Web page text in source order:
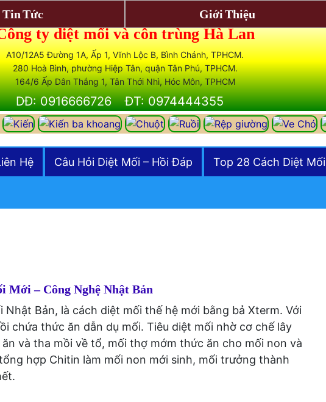
ty diệt mối và côn trùng Hà Lan
A10/12A5 Đường 1A, Ấp 1, Vĩnh Lộc B, Bình Chánh, TPHCM.
280 Hoà Bình, phường Hiệp Tân, quận Tân Phú, TPHCM.
164/6 Ấp Dân Thắng 1, Tân Thới Nhì, Hóc Môn, TPHCM
DĐ: 0916666726 ĐT: 0974444355
Hệ Câu Hỏi Diệt Mối – Hồi Đáp Top 28 Cách Diệt Mối
Mới – Công Nghệ Nhật Bản
Nhật Bản, là cách diệt mối thế hệ mới bằng bả Xterm. Với
chứa thức ăn dẫn dụ mối. Tiêu diệt mối nhờ cơ chế lây
và tha mồi về tổ, mối thợ mớm thức ăn cho mối non và
hợp Chitin làm mối non mới sinh, mối trưởng thành
Tin Tức Giới Thiệu